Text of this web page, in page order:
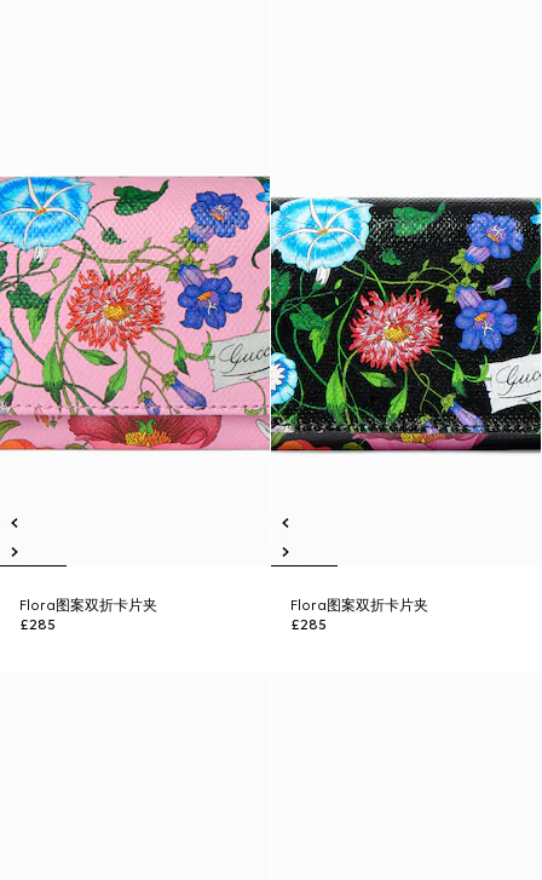
Flora图案双折卡片夹
£285
Flora图案双折卡片夹
£285